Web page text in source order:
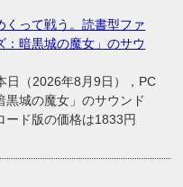
くって戦う。読書型ファ
：暗黒城の魔女」のサウ
（2026年8月9日），PC
黒城の魔女」のサウンド
ード版の価格は1833円